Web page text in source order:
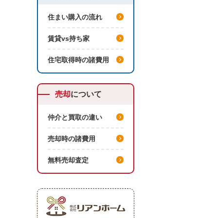
住まい購入の流れ
賃貸vs持ち家
住宅取得時の諸費用
売却について
仲介と買取の違い
売却時の諸費用
無料売却査定